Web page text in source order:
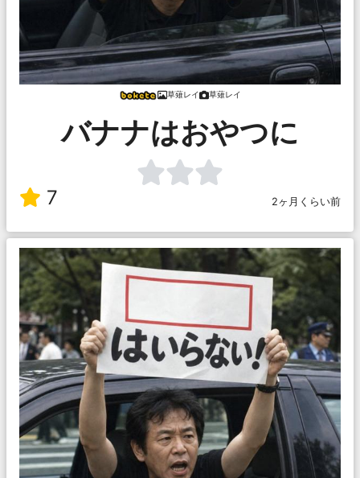
草薙レイ 草薙レイ
バナナはおやつに
7 2ヶ月くらい前